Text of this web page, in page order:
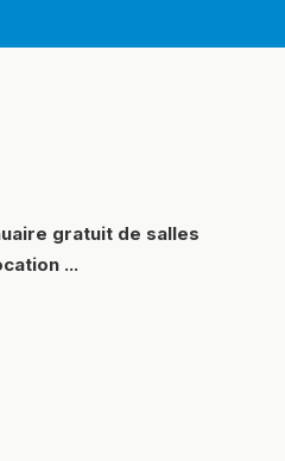
gratuit de salles
...